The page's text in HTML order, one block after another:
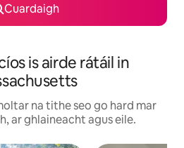
Cuardaigh
is airde rátáil in
na tithe seo go hard mar
ar ghlaineacht agus eile.